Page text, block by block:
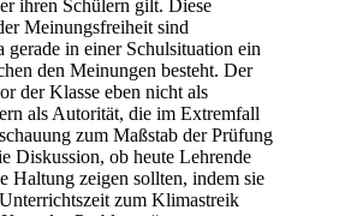
ihren Schülern gilt. Diese
Meinungsfreiheit sind
gerade in einer Schulsituation ein
den Meinungen besteht. Der
der Klasse eben nicht als
als Autorität, die im Extremfall
zum Maßstab der Prüfung
Diskussion, ob heute Lehrende
Haltung zeigen sollten, indem sie
zum Klimastreik